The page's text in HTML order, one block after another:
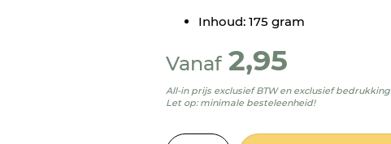
Inhoud: 175 gram
Vanaf 2,95
All-in prijs exclusief BTW en exclusief bedrukking
Let op: minimale besteleenheid!